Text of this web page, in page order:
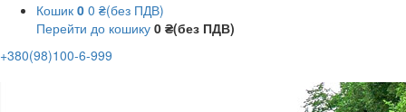
Кошик 0 0 ₴(без ПДВ)
Перейти до кошику 0 ₴(без ПДВ)
+380(98)100-6-999